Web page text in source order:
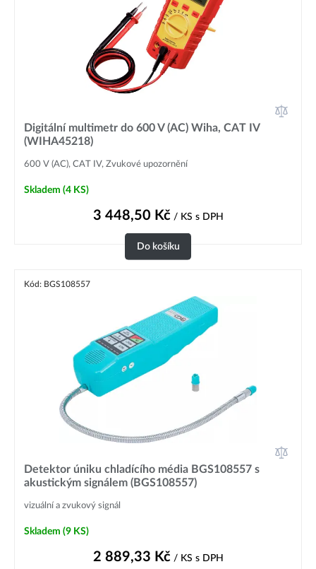
Digitální multimetr do 600 V (AC) Wiha, CAT IV
(WIHA45218)
600 V (AC), CAT IV, Zvukové upozornění
Skladem (4 KS)
3 448,50 Kč/ KS s DPH
Do košíku
Kód: BGS108557
Detektor úniku chladícího média BGS108557 s
akustickým signálem (BGS108557)
vizuální a zvukový signál
Skladem (9 KS)
2 889,33 Kč/ KS s DPH